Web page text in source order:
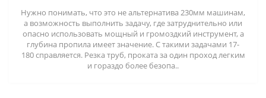
Нужно понимать, что это не альтернатива 230мм машинам,
а возможность выполнить задачу, где затруднительно или
опасно использовать мощный и громоздкий инструмент, а
глубина пропила имеет значение. С такими задачами 17-
180 справляется. Резка труб, проката за один проход легким
и гораздо более безопа..